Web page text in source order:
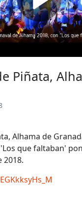
Piñata,
Alhama de
que faltaban'
2018.